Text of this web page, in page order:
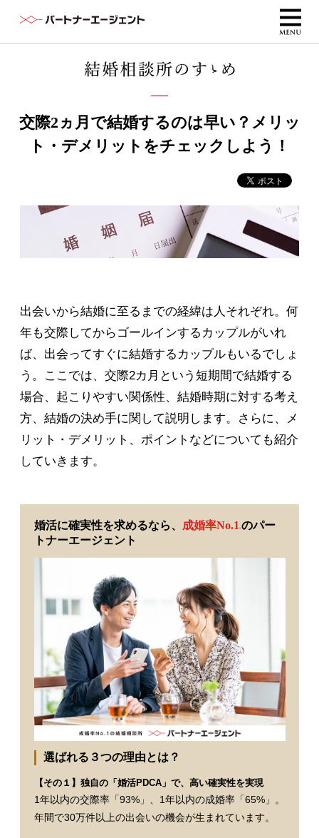
交際2ヵ月で結婚するのは早い？メリッ
ト・デメリットをチェックしよう！
出会いから結婚に至るまでの経緯は人それぞれ。何
年も交際してからゴールインするカップルがいれ
ば、出会ってすぐに結婚するカップルもいるでしょ
う。ここでは、交際2カ月という短期間で結婚する
場合、起こりやすい関係性、結婚時期に対する考え
方、結婚の決め手に関して説明します。さらに、メ
リット・デメリット、ポイントなどについても紹介
していきます。
婚活に確実性を求めるなら、 成婚率No.1 ※のパー
トナーエージェント
選ばれる３つの理由とは？
【その１】独自の「婚活PDCA」で、高い確実性を実現
1年以内の交際率「93%」、1年以内の成婚率「65%」。
年間で30万件以上の出会いの機会が生まれています。